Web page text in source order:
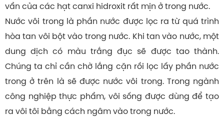
vẩn của các hạt canxi hidroxit rất mịn ở trong nước.
Nước vôi trong là phần nước được lọc ra từ quá trình
hòa tan vôi bột vào trong nước. Khi tan vào nước, một
dung dịch có màu trắng đục sẽ được tao thành.
Chúng ta chỉ cần chờ lắng cặn rồi lọc lấy phần nước
trong ở trên là sẽ được nước vôi trong. Trong ngành
công nghiệp thực phẩm, vôi sống được dùng để tạo
ra vôi tôi bằng cách ngâm vào trong nước.